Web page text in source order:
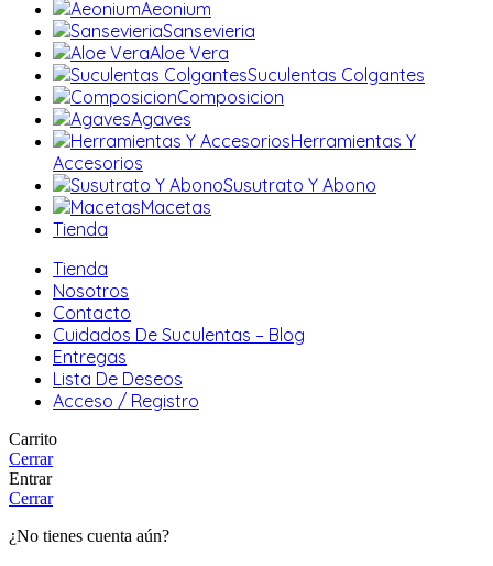
Aeonium
Sansevieria
Aloe Vera
Suculentas Colgantes
Composicion
Agaves
Herramientas Y
Accesorios
Susutrato Y Abono
Macetas
Tienda
Tienda
Nosotros
Contacto
Cuidados De Suculentas – Blog
Entregas
Lista De Deseos
Acceso / Registro
Carrito
Cerrar
Entrar
Cerrar
¿No tienes cuenta aún?